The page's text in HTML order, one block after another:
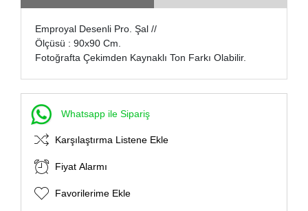
Emproyal Desenli Pro. Şal //
Ölçüsü : 90x90 Cm.
Fotoğrafta Çekimden Kaynaklı Ton Farkı Olabilir.
Whatsapp ile Sipariş
Karşılaştırma Listene Ekle
Fiyat Alarmı
Favorilerime Ekle